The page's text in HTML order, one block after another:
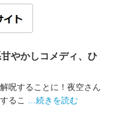
やかしコメディ、ひ
呪することに！夜空さん
るこ
…続きを読む